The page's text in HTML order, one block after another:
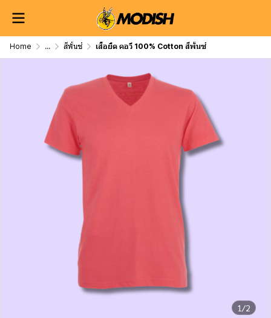
Home ... สีพั้นซ์ เสื้อยืด คอวี 100% Cotton สีพั้นซ์
1/2